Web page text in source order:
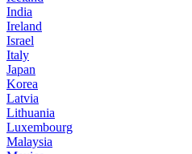
India
Ireland
Israel
Italy
Japan
Korea
Latvia
Lithuania
Luxembourg
Malaysia